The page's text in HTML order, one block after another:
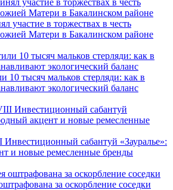
участие в торжествах в честь
Матери в Бакалинском районе
10 тысяч мальков стерляди: как в
экологический баланс
сабантуй «Зауралье»:
и новые ремесленные бренды
за оскорбление соседки